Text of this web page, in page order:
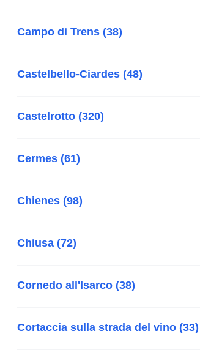
Campo di Trens (38)
Castelbello-Ciardes (48)
Castelrotto (320)
Cermes (61)
Chienes (98)
Chiusa (72)
Cornedo all'Isarco (38)
Cortaccia sulla strada del vino (33)